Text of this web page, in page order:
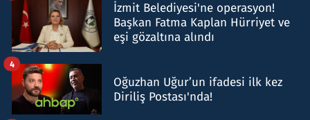
İzmit Belediyesi'ne operasyon!
Başkan Fatma Kaplan Hürriyet ve
eşi gözaltına alındı
Oğuzhan Uğur’un ifadesi ilk kez
Diriliş Postası'nda!
4